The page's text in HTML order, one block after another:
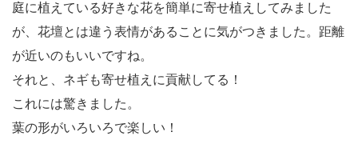
庭に植えている好きな花を簡単に寄せ植えしてみました
が、花壇とは違う表情があることに気がつきました。距離
が近いのもいいですね。
それと、ネギも寄せ植えに貢献してる！
これには驚きました。
葉の形がいろいろで楽しい！